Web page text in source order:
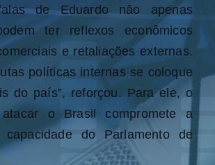
de Eduardo não apenas
ter reflexos econômicos
e retaliações externas.
políticas internas se coloque
do país”, reforçou. Para ele, o
o Brasil compromete a
do Parlamento de